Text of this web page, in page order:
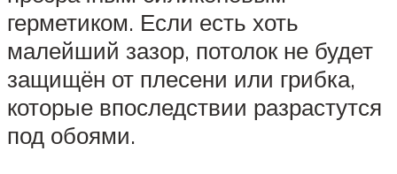
герметиком. Если есть хоть
малейший зазор, потолок не будет
защищён от плесени или грибка,
которые впоследствии разрастутся
под обоями.